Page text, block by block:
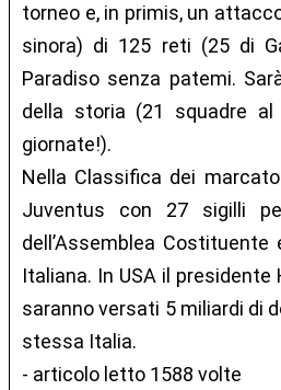
torneo e, in primis, un
sinora) di 125 reti (25 di
Paradiso senza patemi.
della storia (21 squadre
giornate!).
Nella Classifica dei
Juventus con 27 sigilli
dell’Assemblea
Italiana. In USA il
saranno versati 5 miliardi di
stessa Italia.
- articolo letto 1588 volte